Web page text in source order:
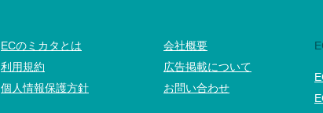
ECのミカタとは
利用規約
個人情報保護方針
会社概要
広告掲載について
お問い合わせ